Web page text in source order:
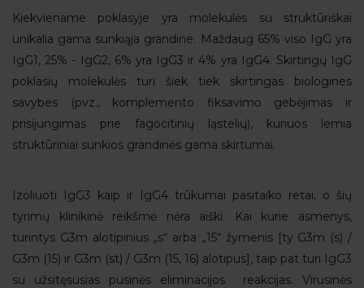
Kiekviename poklasyje yra molekulės su struktūriškai
unikalia gama sunkiąja grandine. Maždaug 65% viso IgG yra
IgG1, 25% - IgG2, 6% yra IgG3 ir 4% yra IgG4. Skirtingų IgG
poklasių molekulės turi šiek tiek skirtingas biologines
savybes (pvz., komplemento fiksavimo gebėjimas ir
prisijungimas prie fagocitinių ląstelių), kuriuos lemia
struktūriniai sunkios grandinės gama skirtumai.
Izoliuoti IgG3 kaip ir IgG4 trūkumai pasitaiko retai, o šių
tyrimų klinikinė reikšmė nėra aiški. Kai kurie asmenys,
turintys G3m alotipinius „s“ arba „15“ žymenis [ty G3m (s) /
G3m (15) ir G3m (st) / G3m (15, 16) alotipus], taip pat turi IgG3
su užsitęsusias pusinės eliminacijos reakcijas. Virusinės